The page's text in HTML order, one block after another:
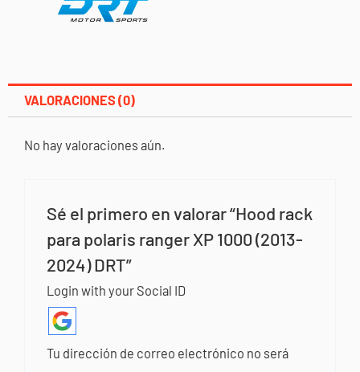
VALORACIONES (0)
No hay valoraciones aún.
Sé el primero en valorar “Hood rack
para polaris ranger XP 1000 (2013-
2024) DRT”
Login with your Social ID
Tu dirección de correo electrónico no será